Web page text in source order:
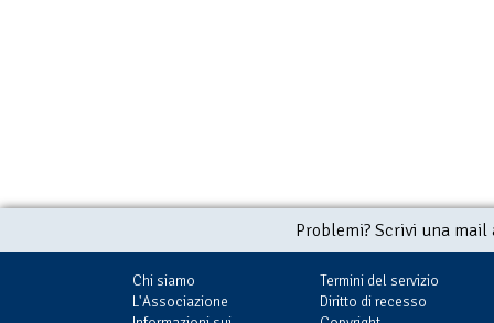
Problemi? Scrivi una
Chi siamo
L'Associazione
Termini del servizio
Diritto di recesso